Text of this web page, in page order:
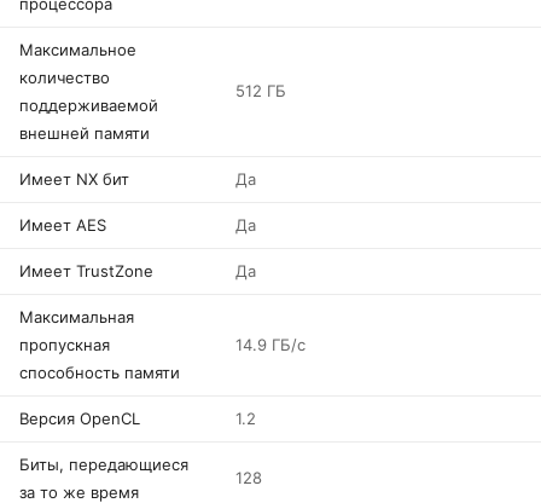
Максимальное
количество
поддерживаемой
внешней памяти
512 ГБ
Имеет NX бит Да
Имеет AES Да
Имеет TrustZone Да
Максимальная
пропускная
способность памяти
14.9 ГБ/с
Версия OpenCL 1.2
Биты, передающиеся
за то же время
128